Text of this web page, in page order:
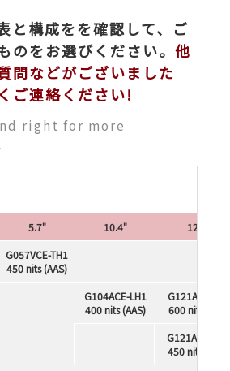
と構成をを確認して、ご
のをお選びください。 他
問などがございました
ご連絡ください!
right for more
5.7" 10.4"
12.1"
G057VCE-TH1
450 nits (AAS)
G104ACE-LH1
400 nits (AAS)
G121ACE-LH2
600 nits
G121ACE-LH1
450 nits